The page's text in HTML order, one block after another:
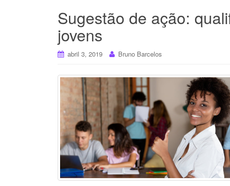
Sugestão de ação:
jovens
abril 3, 2019 Bruno Barcelos